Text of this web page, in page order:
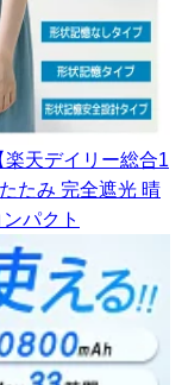
天デイリー総合1
たみ 完全遮光 晴
パクト